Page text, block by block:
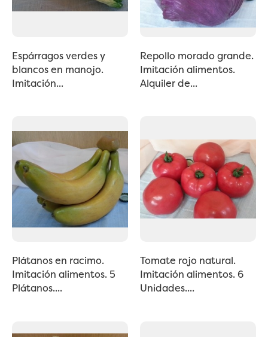
Espárragos verdes y
blancos en manojo.
Imitación...
Repollo morado grande.
Imitación alimentos.
Alquiler de...
Plátanos en racimo.
Imitación alimentos. 5
Plátanos....
Tomate rojo natural.
Imitación alimentos. 6
Unidades....